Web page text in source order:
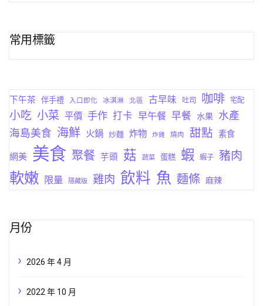
常用標籤
下午茶 伴手禮 入口即化 冰淇淋 北區 古早味 吐司 咖啡 宅配
小吃 小菜 平價 手作 打卡 早午餐 早餐 水果
水產
海島美食 海鮮 火鍋 炒麵 炸物 炸雞 燒肉 甜點 素食
網美 美食 聚餐 芋頭 菇 蔬菜 蛋糕 蝦 蝦子 豬肉
軟嫩 限量 隱藏版 雞肉 飲料 魚 麵條 麻辣
月份
2026 年 4 月
2022 年 10 月